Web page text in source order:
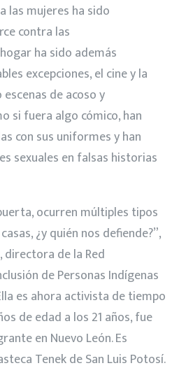
las mujeres ha sido
contra las
ha sido además
excepciones, el cine y la
de acoso y
si fuera algo cómico, han
con sus uniformes y han
sexuales en falsas historias
ocurren múltiples tipos
¿y quién nos defiende?”,
de la Red
de Personas Indígenas
es ahora activista de tiempo
de edad a los 21 años, fue
en Nuevo León. Es
Tenek de San Luis Potosí.